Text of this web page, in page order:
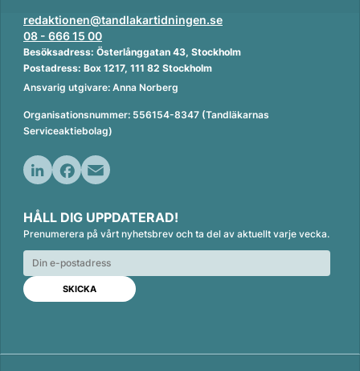
redaktionen@tandlakartidningen.se
08 - 666 15 00
Besöksadress: Österlånggatan 43, Stockholm
Postadress: Box 1217, 111 82 Stockholm
Ansvarig utgivare: Anna Norberg
Organisationsnummer: 556154-8347 (Tandläkarnas
Serviceaktiebolag)
n
k
e
d
n
c
e
b
o
o
k
a
i
l
HÅLL DIG UPPDATERAD!
Prenumerera på vårt nyhetsbrev och ta del av aktuellt varje vecka.